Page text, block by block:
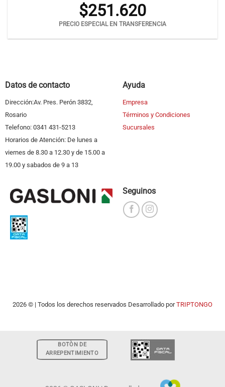
$251.620
PRECIO ESPECIAL EN TRANSFERENCIA
Datos de contacto
Dirección:Av. Pres. Perón 3832,
Rosario
Telefono: 0341 431-5213
Horarios de Atención: De lunes a
viernes de 8.30 a 12.30 y de 15.00 a
19.00 y sabados de 9 a 13
Ayuda
Empresa
Términos y Condiciones
Sucursales
Seguinos
2026 © | Todos los derechos reservados Desarrollado porTRIPTONGO
BOTÒN DE
ARREPENTIMIENTO